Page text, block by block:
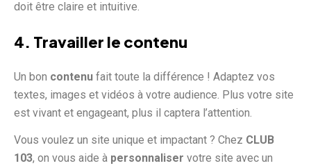
doit être claire et intuitive.
4. Travailler le contenu
Un bon contenu fait toute la différence ! Adaptez vos
textes, images et vidéos à votre audience. Plus votre site
est vivant et engageant, plus il captera l’attention.
Vous voulez un site unique et impactant ? Chez CLUB
103, on vous aide à personnaliser votre site avec un